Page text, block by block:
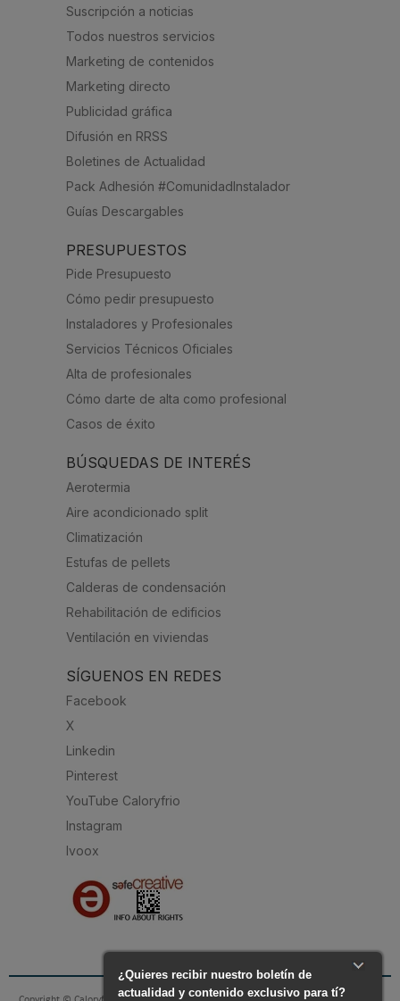
Suscripción a noticias
Todos nuestros servicios
Marketing de contenidos
Marketing directo
Publicidad gráfica
Difusión en RRSS
Boletines de Actualidad
Pack Adhesión #ComunidadInstalador
Guías Descargables
PRESUPUESTOS
Pide Presupuesto
Cómo pedir presupuesto
Instaladores y Profesionales
Servicios Técnicos Oficiales
Alta de profesionales
Cómo darte de alta como profesional
Casos de éxito
BÚSQUEDAS DE INTERÉS
Aerotermia
Aire acondicionado split
Climatización
Estufas de pellets
Calderas de condensación
Rehabilitación de edificios
Ventilación en viviendas
SÍGUENOS EN REDES
Facebook
X
Linkedin
Pinterest
YouTube Caloryfrio
Instagram
Ivoox